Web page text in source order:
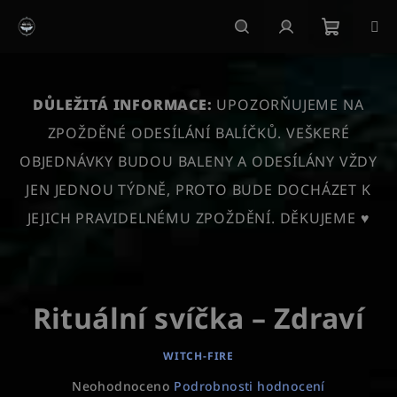
košík
DŮLEŽITÁ INFORMACE: UPOZORŇUJEME NA
ZPOŽDĚNÉ ODESÍLÁNÍ BALÍČKŮ. VEŠKERÉ
OBJEDNÁVKY BUDOU BALENY A ODESÍLÁNY VŽDY
JEN JEDNOU TÝDNĚ, PROTO BUDE DOCHÁZET K
JEJICH PRAVIDELNÉMU ZPOŽDĚNÍ. DĚKUJEME ♥
Rituální svíčka – Zdraví
WITCH-FIRE
Průměrné
Neohodnoceno Podrobnosti hodnocení